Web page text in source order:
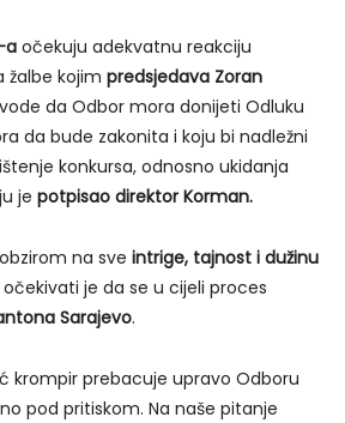
a očekuju adekvatnu reakciju
žalbe kojim predsjedava Zoran
da Odbor mora donijeti Odluku
da bude zakonita i koju bi nadležni
konkursa, odnosno ukidanja
je potpisao direktor Korman.
na sve intrige, tajnost i dužinu
je da se u cijeli proces
Sarajevo.
krompir prebacuje upravo Odboru
pod pritiskom. Na naše pitanje